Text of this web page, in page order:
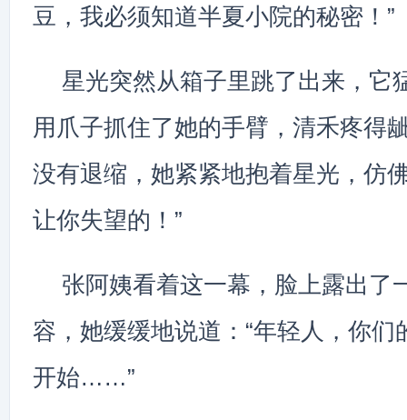
豆，我必须知道半夏小院的秘密！”
星光突然从箱子里跳了出来，它
用爪子抓住了她的手臂，清禾疼得
没有退缩，她紧紧地抱着星光，仿
让你失望的！”
张阿姨看着这一幕，脸上露出了
容，她缓缓地说道：“年轻人，你们
开始……”